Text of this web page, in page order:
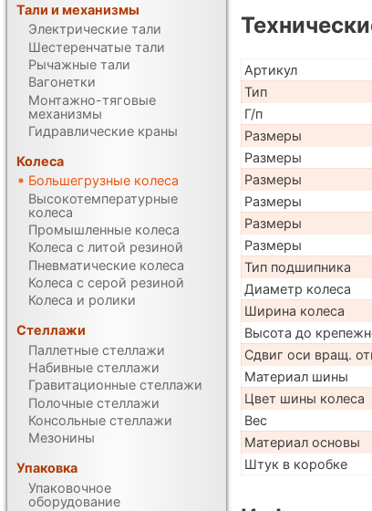
Артикул
Тип
Г/п
Размеры
Размеры
Размеры
Размеры
Размеры
Размеры
Тип подшипника
Диаметр колеса
Ширина колеса
Высота до
Сдвиг оси вращ.
Материал шины
Цвет шины колеса
Вес
Материал основы
Штук в коробке
Тали и механизмы
Электрические тали
Шестеренчатые тали
Рычажные тали
Вагонетки
Монтажно-тяговые
механизмы
Гидравлические краны
Колеса
Большегрузные колеса
Высокотемпературные
колеса
Промышленные колеса
Колеса с литой резиной
Пневматические колеса
Колеса с серой резиной
Колеса и ролики
Стеллажи
Паллетные стеллажи
Набивные стеллажи
Гравитационные стеллажи
Полочные стеллажи
Консольные стеллажи
Мезонины
Упаковка
Упаковочное
оборудование